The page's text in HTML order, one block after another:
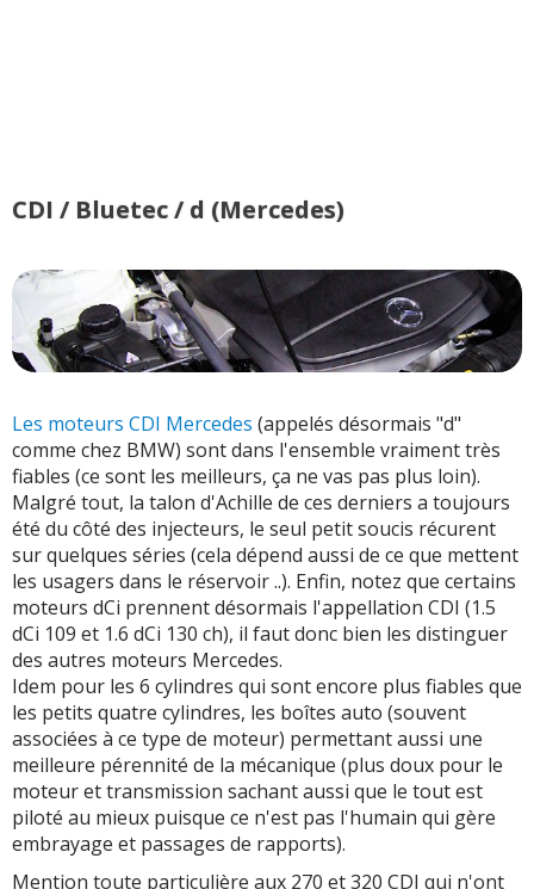
CDI / Bluetec / d (Mercedes)
Les moteurs CDI Mercedes (appelés désormais "d"
comme chez BMW) sont dans l'ensemble vraiment très
fiables (ce sont les meilleurs, ça ne vas pas plus loin).
Malgré tout, la talon d'Achille de ces derniers a toujours
été du côté des injecteurs, le seul petit soucis récurent
sur quelques séries (cela dépend aussi de ce que mettent
les usagers dans le réservoir ..). Enfin, notez que certains
moteurs dCi prennent désormais l'appellation CDI (1.5
dCi 109 et 1.6 dCi 130 ch), il faut donc bien les distinguer
des autres moteurs Mercedes.
Idem pour les 6 cylindres qui sont encore plus fiables que
les petits quatre cylindres, les boîtes auto (souvent
associées à ce type de moteur) permettant aussi une
meilleure pérennité de la mécanique (plus doux pour le
moteur et transmission sachant aussi que le tout est
piloté au mieux puisque ce n'est pas l'humain qui gère
embrayage et passages de rapports).
Mention toute particulière aux 270 et 320 CDI qui n'ont